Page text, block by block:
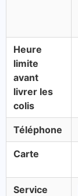
Heure
limite
avant
livrer les
colis
Téléphone
Carte
Service